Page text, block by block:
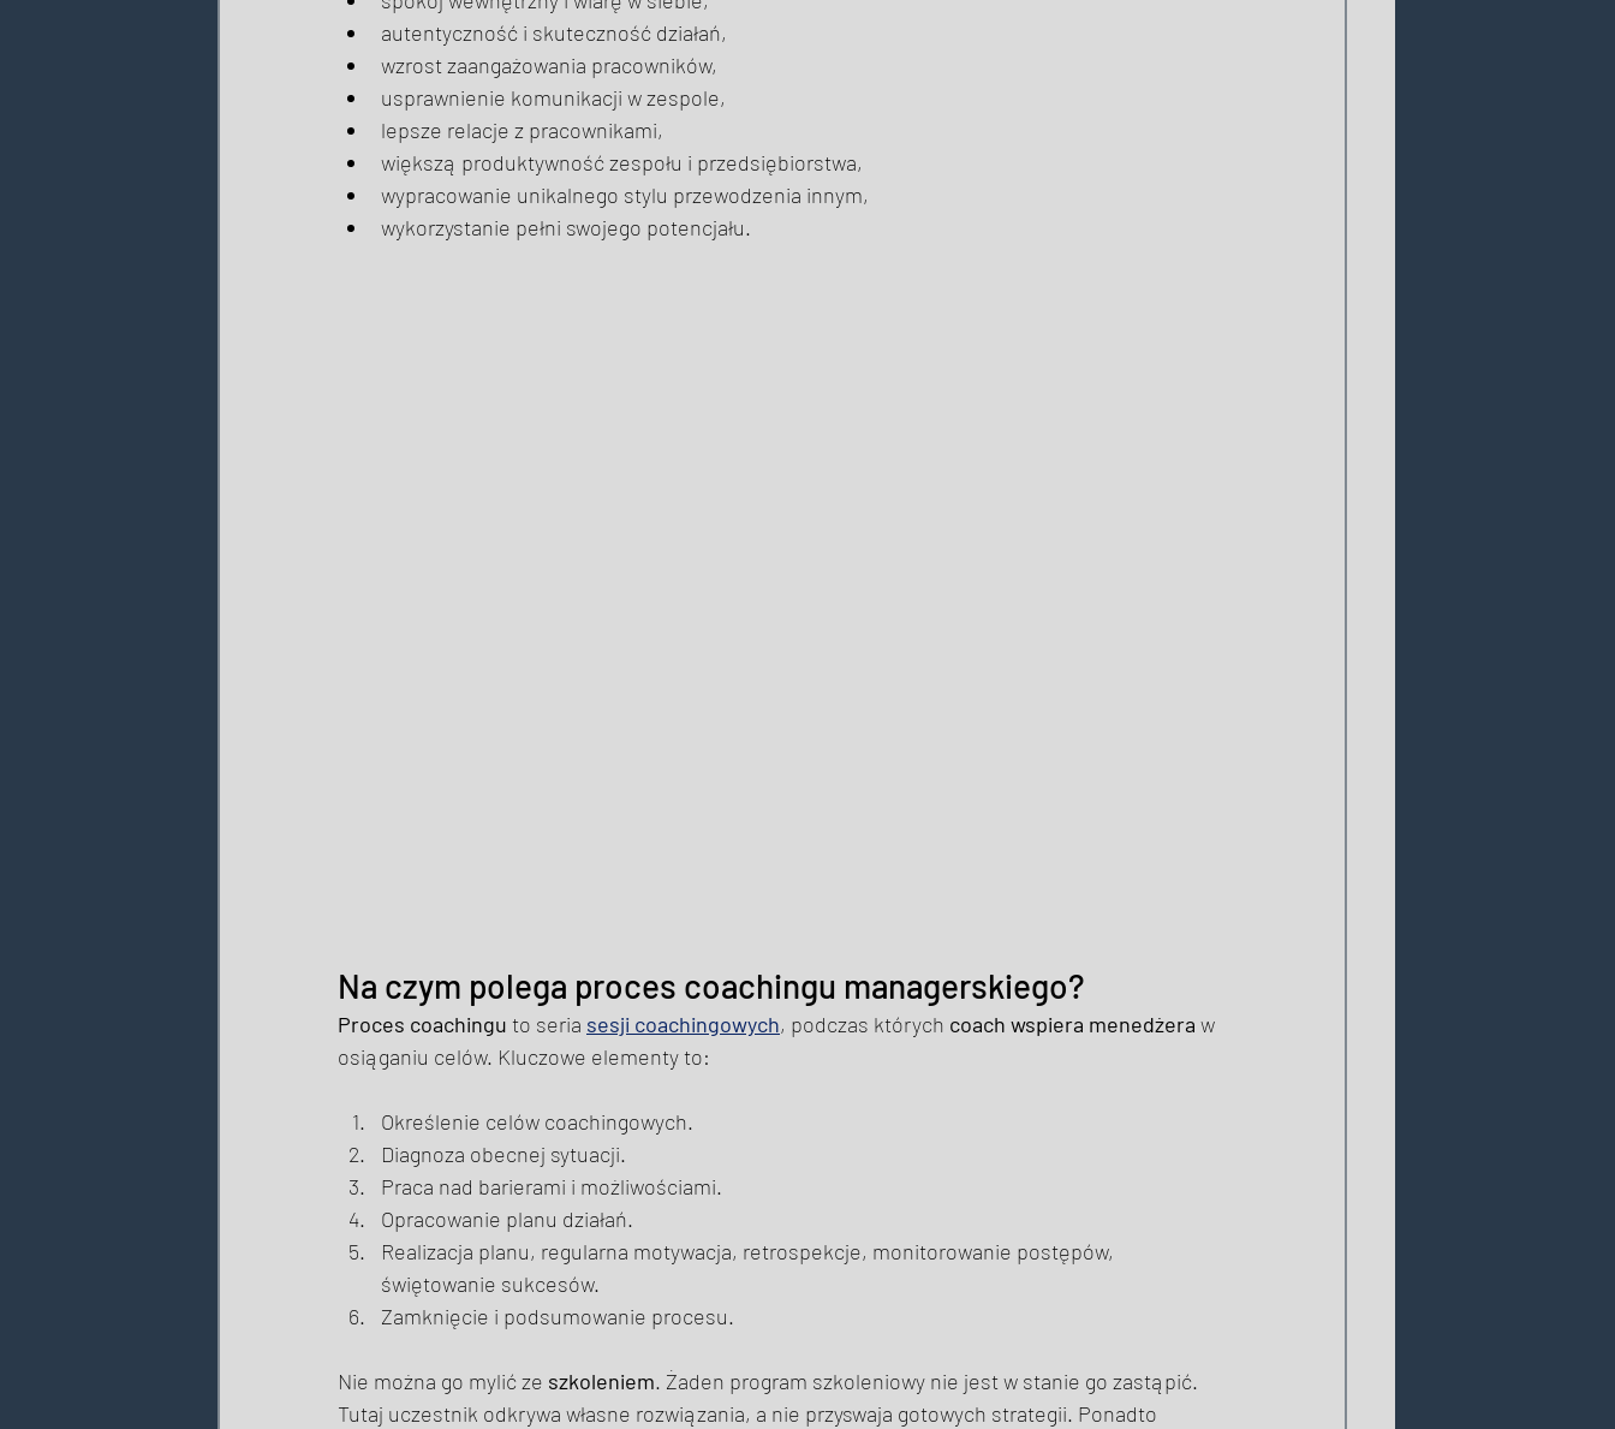
autentyczność i skuteczność działań,
wzrost zaangażowania pracowników,
usprawnienie komunikacji w zespole,
lepsze relacje z pracownikami,
większą produktywność zespołu i przedsiębiorstwa,
wypracowanie unikalnego stylu przewodzenia innym,
wykorzystanie pełni swojego potencjału.
Na czym polega proces coachingu managerskiego?
Proces coachingu to seria sesji coachingowych, podczas których coach wspiera menedżera w
osiąganiu celów. Kluczowe elementy to:
Określenie celów coachingowych.
Diagnoza obecnej sytuacji.
Praca nad barierami i możliwościami.
Opracowanie planu działań.
Realizacja planu, regularna motywacja, retrospekcje, monitorowanie postępów,
świętowanie sukcesów.
Zamknięcie i podsumowanie procesu.
Nie można go mylić ze szkoleniem. Żaden program szkoleniowy nie jest w stanie go zastąpić.
Tutaj uczestnik odkrywa własne rozwiązania, a nie przyswaja gotowych strategii. Ponadto